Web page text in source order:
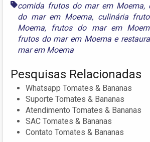
comida frutos do mar em Moema,
do mar em Moema, culinária
Moema, frutos do mar em
frutos do mar em Moemae
mar em Moema
Pesquisas Relacionadas
Whatsapp Tomates & Bananas
Suporte Tomates & Bananas
Atendimento Tomates & Bananas
SAC Tomates & Bananas
Contato Tomates & Bananas